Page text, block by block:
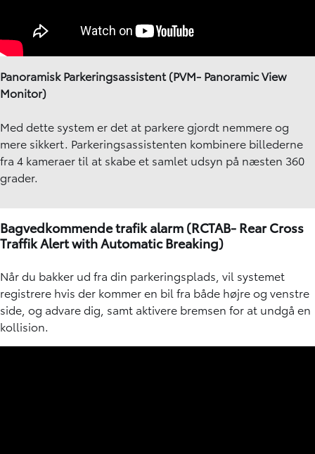
Panoramisk Parkeringsassistent (PVM- Panoramic View
Monitor)
Med dette system er det at parkere gjordt nemmere og
mere sikkert. Parkeringsassistenten kombinere billederne
fra 4 kameraer til at skabe et samlet udsyn på næsten 360
grader.
Bagvedkommende trafik alarm (RCTAB- Rear Cross
Traffik Alert with Automatic Breaking)
Når du bakker ud fra din parkeringsplads, vil systemet
registrere hvis der kommer en bil fra både højre og venstre
side, og advare dig, samt aktivere bremsen for at undgå en
kollision.